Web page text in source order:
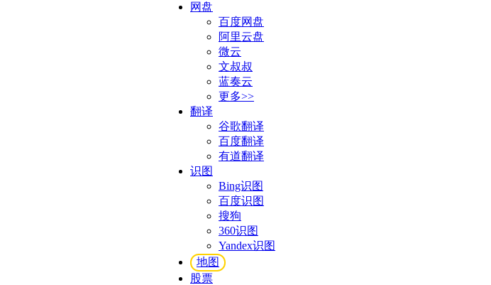
网盘
百度网盘
阿里云盘
微云
文叔叔
蓝奏云
更多>>
翻译
谷歌翻译
百度翻译
有道翻译
识图
Bing识图
百度识图
搜狗
360识图
Yandex识图
地图
股票